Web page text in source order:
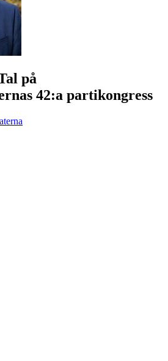
på
42:a partikongress